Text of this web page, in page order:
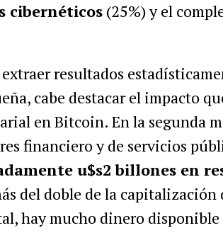
cibernéticos(25%) y el
resultados
cabe destacar el impacto
en Bitcoin. En la segunda
financiero y de servicios
u$s2 billones en
del doble de la capitalización
hay mucho dinero